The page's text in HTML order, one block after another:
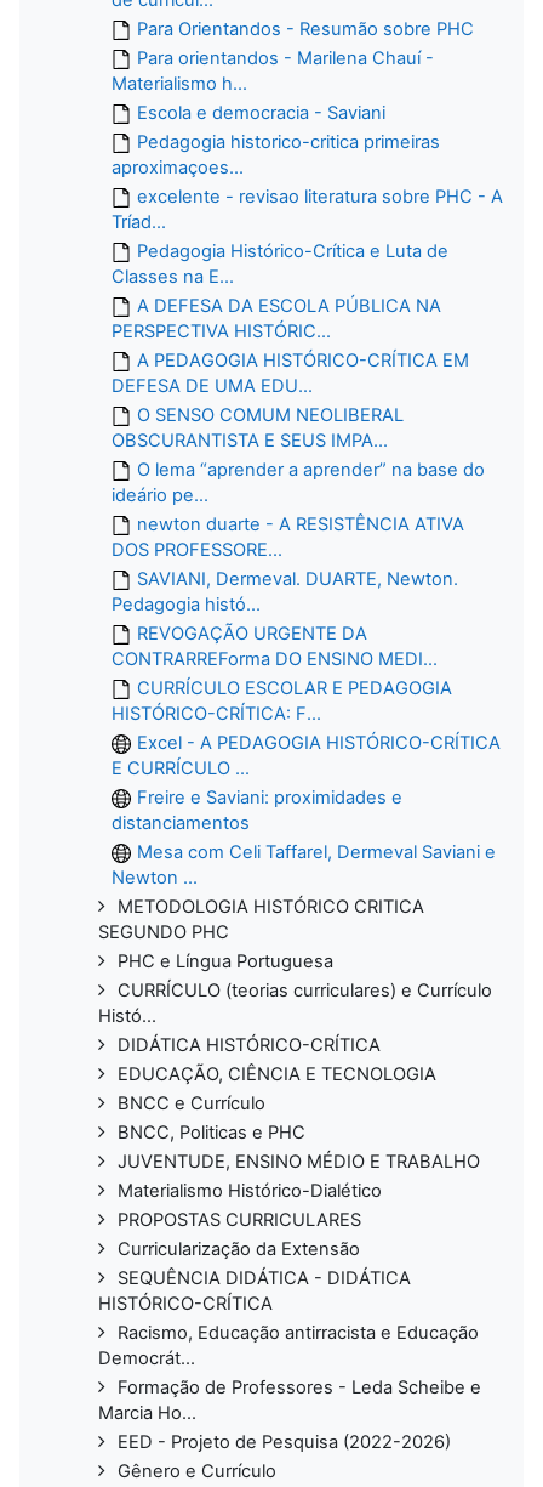
Para Orientandos - Resumão sobre PHC
Para orientandos - Marilena Chauí -
Materialismo h...
Escola e democracia - Saviani
Pedagogia historico-critica primeiras
aproximaçoes...
excelente - revisao literatura sobre PHC - A
Tríad...
Pedagogia Histórico-Crítica e Luta de
Classes na E...
A DEFESA DA ESCOLA PÚBLICA NA
PERSPECTIVA HISTÓRIC...
A PEDAGOGIA HISTÓRICO-CRÍTICA EM
DEFESA DE UMA EDU...
O SENSO COMUM NEOLIBERAL
OBSCURANTISTA E SEUS IMPA...
O lema “aprender a aprender” na base do
ideário pe...
newton duarte - A RESISTÊNCIA ATIVA
DOS PROFESSORE...
SAVIANI, Dermeval. DUARTE, Newton.
Pedagogia histó...
REVOGAÇÃO URGENTE DA
CONTRARREForma DO ENSINO MEDI...
CURRÍCULO ESCOLAR E PEDAGOGIA
HISTÓRICO-CRÍTICA: F...
Excel - A PEDAGOGIA HISTÓRICO-CRÍTICA
E CURRÍCULO ...
Freire e Saviani: proximidades e
distanciamentos
Mesa com Celi Taffarel, Dermeval Saviani e
Newton ...
METODOLOGIA HISTÓRICO CRITICA
SEGUNDO PHC
PHC e Língua Portuguesa
CURRÍCULO (teorias curriculares) e Currículo
Histó...
DIDÁTICA HISTÓRICO-CRÍTICA
EDUCAÇÃO, CIÊNCIA E TECNOLOGIA
BNCC e Currículo
BNCC, Politicas e PHC
JUVENTUDE, ENSINO MÉDIO E TRABALHO
Materialismo Histórico-Dialético
PROPOSTAS CURRICULARES
Curricularização da Extensão
SEQUÊNCIA DIDÁTICA - DIDÁTICA
HISTÓRICO-CRÍTICA
Racismo, Educação antirracista e Educação
Democrát...
Formação de Professores - Leda Scheibe e
Marcia Ho...
EED - Projeto de Pesquisa (2022-2026)
Gênero e Currículo